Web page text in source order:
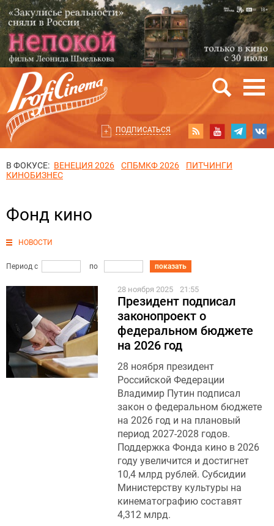
ПОДПИСАТЬСЯ
В ФОКУСЕ: ВЕНЕЦИЯ 2026 СПБМКФ 2026
ПИТЧИНГИ
КИНОБИЗНЕС
Фонд кино
НОВОСТИ
Период с по показать
28 ноября 2025 21:55
Президент подписал
законопроект о
федеральном бюджете
на 2026 год
28 ноября президент
Российской Федерации
Владимир Путин подписал
закон о федеральном бюджете
на 2026 год и на плановый
период 2027-2028 годов.
Поддержка Фонда кино в 2026
году увеличится и достигнет
10,4 млрд рублей. Субсидии
Министерству культуры на
кинематографию составят
4,312 млрд.